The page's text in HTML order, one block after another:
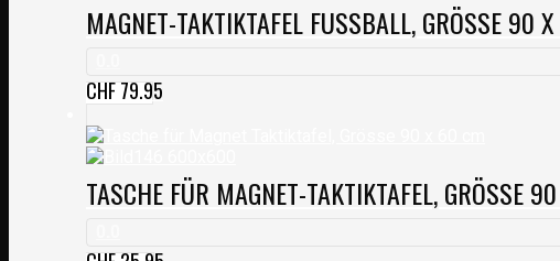
MAGNET-TAKTIKTAFEL FUSSBALL, GRÖSSE 90
CHF79.95
TASCHE FÜR MAGNET-TAKTIKTAFEL, GRÖSSE